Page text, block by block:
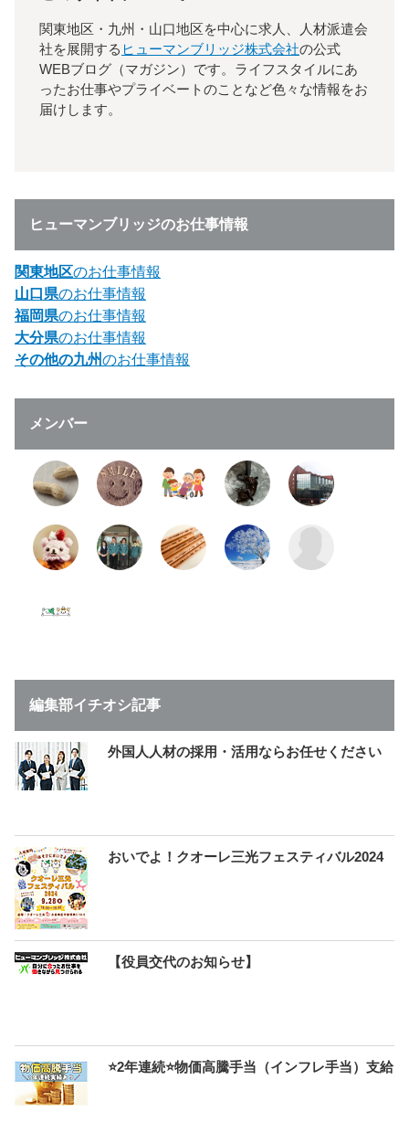
関東地区・九州・山口地区を中心に求人、人材派遣会
社を展開する ヒューマンブリッジ株式会社の公式
WEBブログ（マガジン）です。ライフスタイルにあ
ったお仕事やプライベートのことなど色々な情報をお
届けします。
ヒューマンブリッジのお仕事情報
関東地区のお仕事情報
山口県のお仕事情報
福岡県のお仕事情報
大分県のお仕事情報
その他の九州のお仕事情報
メンバー
編集部イチオシ記事
外国人人材の採用・活用ならお任せください
おいでよ！クオーレ三光フェスティバル2024
【役員交代のお知らせ】
⭐2年連続⭐物価高騰手当（インフレ手当）支給